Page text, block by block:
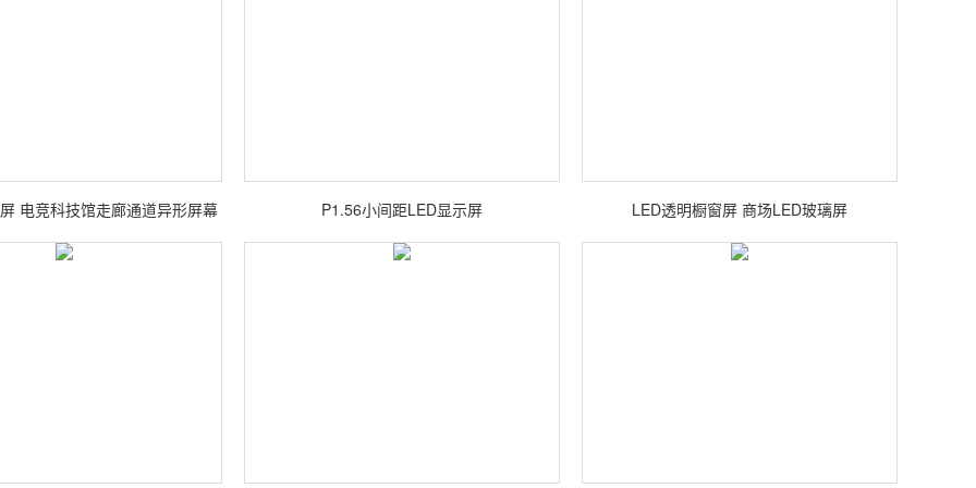
电竞科技馆走廊通道异形屏幕 P1.56小间距LED显示屏 LED透明橱窗屏 商场LED玻璃屏